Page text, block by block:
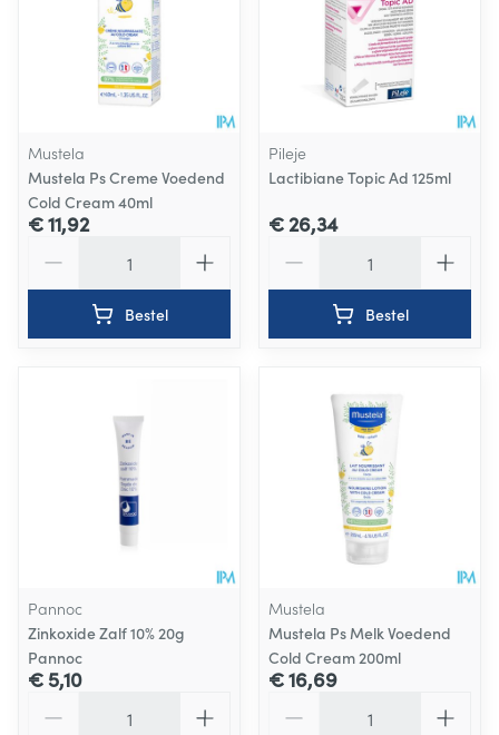
Mustela
Mustela Ps Creme Voedend
Cold Cream 40ml
€ 11,92
Bestel
Pileje
Lactibiane Topic Ad 125ml
€ 26,34
Bestel
Pannoc
Zinkoxide Zalf 10% 20g
Pannoc
€ 5,10
Mustela
Mustela Ps Melk Voedend
Cold Cream 200ml
€ 16,69